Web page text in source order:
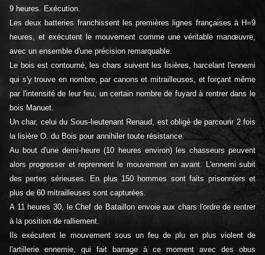
9 heures. Exécution.
Les deux batteries franchissent les premières lignes françaises à H=9
heures, et exécutent le mouvement comme une véritable manœuvre,
avec un ensemble d'une précision remarquable.
Le bois est contourné, les chars suivent les lisières, harcelant l'ennemi
qui s'y trouve en nombre, par canons et mitrailleuses, et forçant même
par l'intensité de leur feu, un certain nombre de fuyard à rentrer dans le
bois Manuet.
Un char, celui du Sous-lieutenant Renaud, est obligé de parcourir 2 fois
la lisière O. du Bois pour annihiler toute résistance.
Au bout d'une demi-heure (10 heures environ) les chasseurs peuvent
alors progresser et reprennent le mouvement en avant. L'ennemi subit
des pertes sérieuses. En plus 150 hommes sont faits prisonniers et
plus de 60 mitrailleuses sont capturées.
A 11 heures 30, le Chef de Bataillon envoie aux chars l'ordre de rentrer
à la position de ralliement.
Ils exécutent le mouvement sous un feu de plu en plus violent de
l'artillerie ennemie, qui fait barrage à ce moment avec des obus